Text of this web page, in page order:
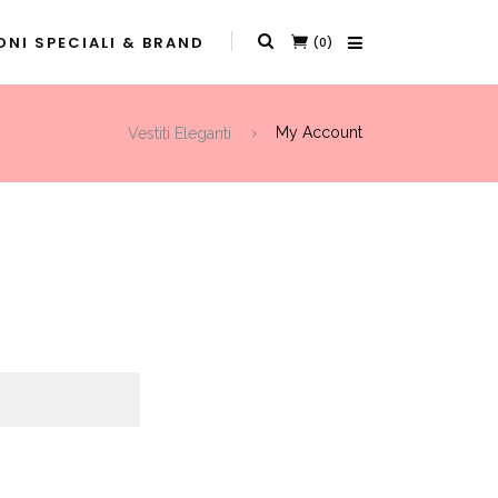
SPECIALI & BRAND (0)
Vestiti Eleganti My Account